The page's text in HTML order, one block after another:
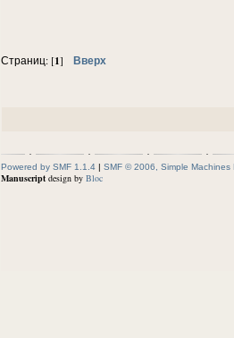
Страниц: [1] Вверх
Powered by SMF 1.1.4 | SMF © 2006, Simple Machines
Manuscript design by Bloc